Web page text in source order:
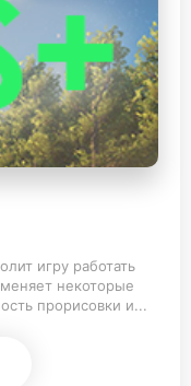
игру работать
некоторые
прорисовки и...